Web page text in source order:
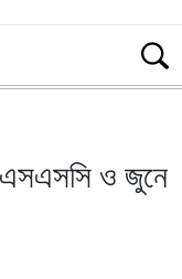
এসএসসি ও জুনে